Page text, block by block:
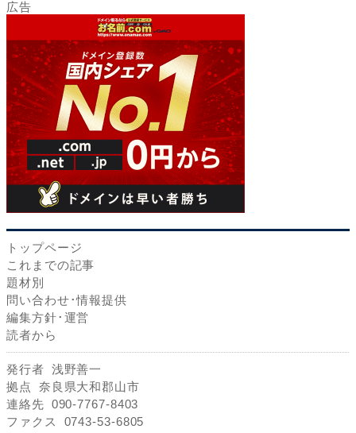
トップページ
これまでの記事
題材別
問い合わせ･情報提供
編集方針･運営
読者から
発行者 浅野善一
拠点
奈良県大和郡山市
連絡先 090-7767-8403
ファクス
0743-53-6805